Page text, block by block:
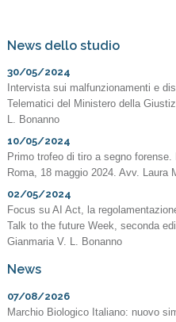
News dello studio
30/05/2024
Intervista sui malfunzionamenti e
Telematici del Ministero della
L. Bonanno
10/05/2024
Primo trofeo di tiro a segno
Roma, 18 maggio 2024. Avv. Laura
02/05/2024
Focus su AI Act, la
Talk to the future Week, seconda
Gianmaria V. L. Bonanno
News
07/08/2026
Marchio Biologico Italiano: nuovo